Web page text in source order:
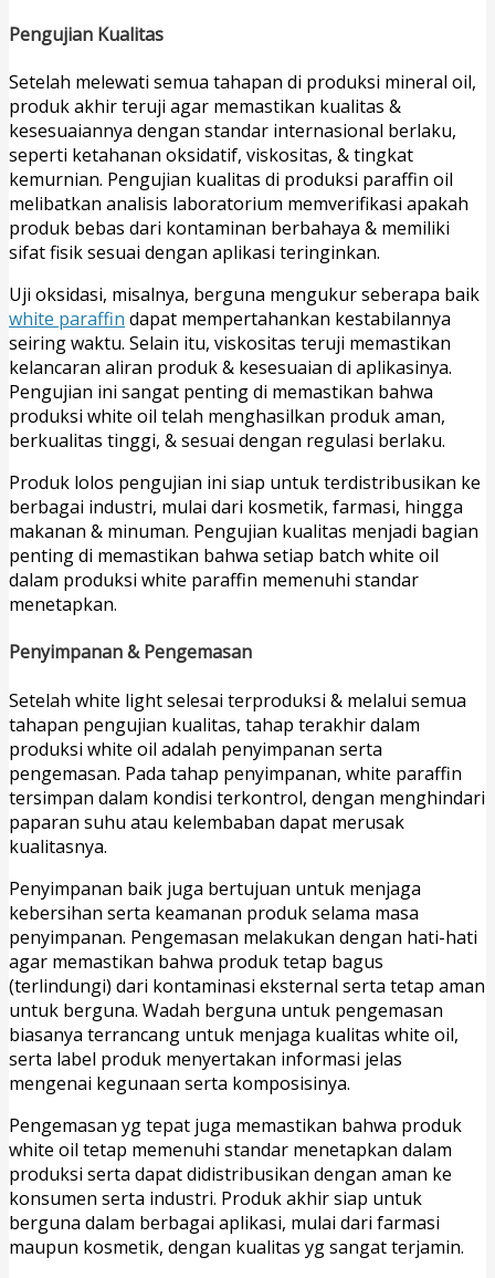
Pengujian Kualitas
Setelah melewati semua tahapan di produksi mineral oil,
produk akhir teruji agar memastikan kualitas &
kesesuaiannya dengan standar internasional berlaku,
seperti ketahanan oksidatif, viskositas, & tingkat
kemurnian. Pengujian kualitas di produksi paraffin oil
melibatkan analisis laboratorium memverifikasi apakah
produk bebas dari kontaminan berbahaya & memiliki
sifat fisik sesuai dengan aplikasi teringinkan.
Uji oksidasi, misalnya, berguna mengukur seberapa baik
white paraffin dapat mempertahankan kestabilannya
seiring waktu. Selain itu, viskositas teruji memastikan
kelancaran aliran produk & kesesuaian di aplikasinya.
Pengujian ini sangat penting di memastikan bahwa
produksi white oil telah menghasilkan produk aman,
berkualitas tinggi, & sesuai dengan regulasi berlaku.
Produk lolos pengujian ini siap untuk terdistribusikan ke
berbagai industri, mulai dari kosmetik, farmasi, hingga
makanan & minuman. Pengujian kualitas menjadi bagian
penting di memastikan bahwa setiap batch white oil
dalam produksi white paraffin memenuhi standar
menetapkan.
Penyimpanan & Pengemasan
Setelah white light selesai terproduksi & melalui semua
tahapan pengujian kualitas, tahap terakhir dalam
produksi white oil adalah penyimpanan serta
pengemasan. Pada tahap penyimpanan, white paraffin
tersimpan dalam kondisi terkontrol, dengan menghindari
paparan suhu atau kelembaban dapat merusak
kualitasnya.
Penyimpanan baik juga bertujuan untuk menjaga
kebersihan serta keamanan produk selama masa
penyimpanan. Pengemasan melakukan dengan hati-hati
agar memastikan bahwa produk tetap bagus
(terlindungi) dari kontaminasi eksternal serta tetap aman
untuk berguna. Wadah berguna untuk pengemasan
biasanya terrancang untuk menjaga kualitas white oil,
serta label produk menyertakan informasi jelas
mengenai kegunaan serta komposisinya.
Pengemasan yg tepat juga memastikan bahwa produk
white oil tetap memenuhi standar menetapkan dalam
produksi serta dapat didistribusikan dengan aman ke
konsumen serta industri. Produk akhir siap untuk
berguna dalam berbagai aplikasi, mulai dari farmasi
maupun kosmetik, dengan kualitas yg sangat terjamin.